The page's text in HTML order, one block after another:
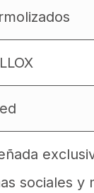
sociales y